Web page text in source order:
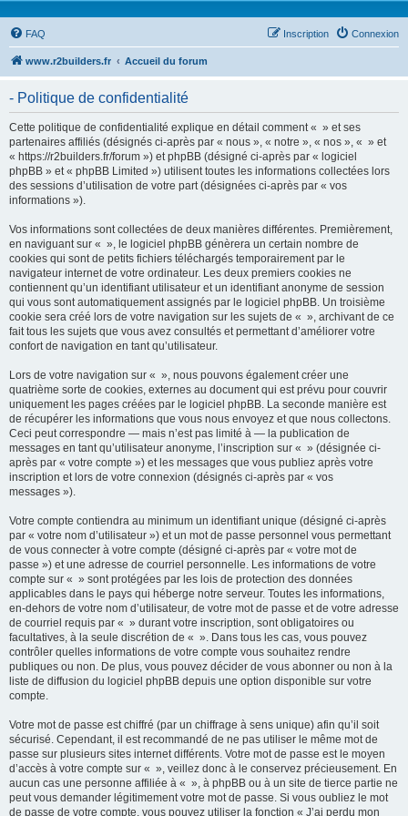
FAQ Connexion
Inscription
www.r2builders.fr Accueil du forum
- Politique de confidentialité
Cette politique de confidentialité explique en détail comment « » et ses
partenaires affiliés (désignés ci-après par « nous », « notre », « nos », « » et
« https://r2builders.fr/forum ») et phpBB (désigné ci-après par « logiciel
phpBB » et « phpBB Limited ») utilisent toutes les informations collectées lors
des sessions d’utilisation de votre part (désignées ci-après par « vos
informations »).
Vos informations sont collectées de deux manières différentes. Premièrement,
en naviguant sur « », le logiciel phpBB génèrera un certain nombre de
cookies qui sont de petits fichiers téléchargés temporairement par le
navigateur internet de votre ordinateur. Les deux premiers cookies ne
contiennent qu’un identifiant utilisateur et un identifiant anonyme de session
qui vous sont automatiquement assignés par le logiciel phpBB. Un troisième
cookie sera créé lors de votre navigation sur les sujets de « », archivant de ce
fait tous les sujets que vous avez consultés et permettant d’améliorer votre
confort de navigation en tant qu’utilisateur.
Lors de votre navigation sur « », nous pouvons également créer une
quatrième sorte de cookies, externes au document qui est prévu pour couvrir
uniquement les pages créées par le logiciel phpBB. La seconde manière est
de récupérer les informations que vous nous envoyez et que nous collectons.
Ceci peut correspondre — mais n’est pas limité à — la publication de
messages en tant qu’utilisateur anonyme, l’inscription sur « » (désignée ci-
après par « votre compte ») et les messages que vous publiez après votre
inscription et lors de votre connexion (désignés ci-après par « vos
messages »).
Votre compte contiendra au minimum un identifiant unique (désigné ci-après
par « votre nom d’utilisateur ») et un mot de passe personnel vous permettant
de vous connecter à votre compte (désigné ci-après par « votre mot de
passe ») et une adresse de courriel personnelle. Les informations de votre
compte sur « » sont protégées par les lois de protection des données
applicables dans le pays qui héberge notre serveur. Toutes les informations,
en-dehors de votre nom d’utilisateur, de votre mot de passe et de votre adresse
de courriel requis par « » durant votre inscription, sont obligatoires ou
facultatives, à la seule discrétion de « ». Dans tous les cas, vous pouvez
contrôler quelles informations de votre compte vous souhaitez rendre
publiques ou non. De plus, vous pouvez décider de vous abonner ou non à la
liste de diffusion du logiciel phpBB depuis une option disponible sur votre
compte.
Votre mot de passe est chiffré (par un chiffrage à sens unique) afin qu’il soit
sécurisé. Cependant, il est recommandé de ne pas utiliser le même mot de
passe sur plusieurs sites internet différents. Votre mot de passe est le moyen
d’accès à votre compte sur « », veillez donc à le conservez précieusement. En
aucun cas une personne affiliée à « », à phpBB ou à un site de tierce partie ne
peut vous demander légitimement votre mot de passe. Si vous oubliez le mot
de passe de votre compte, vous pouvez utiliser la fonction « J’ai perdu mon